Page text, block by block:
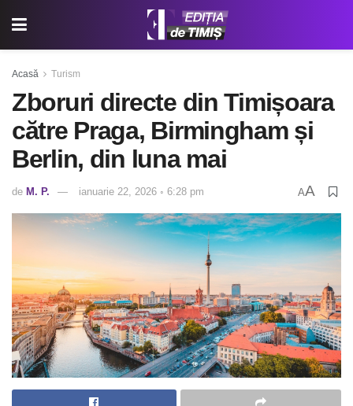
Acasă Turism
Zboruri directe din Timișoara
către Praga, Birmingham și
Berlin, din luna mai
de M. P. ianuarie 22, 2026 ◦ 6:28 pm AA